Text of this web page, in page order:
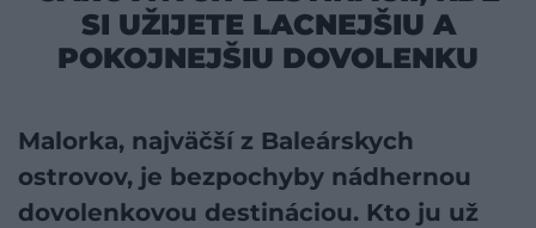
SI UŽIJETE LACNEJŠIU A
POKOJNEJŠIU DOVOLENKU
Malorka, najväčší z Baleárskych
ostrovov, je bezpochyby nádhernou
dovolenkovou destináciou. Kto ju už